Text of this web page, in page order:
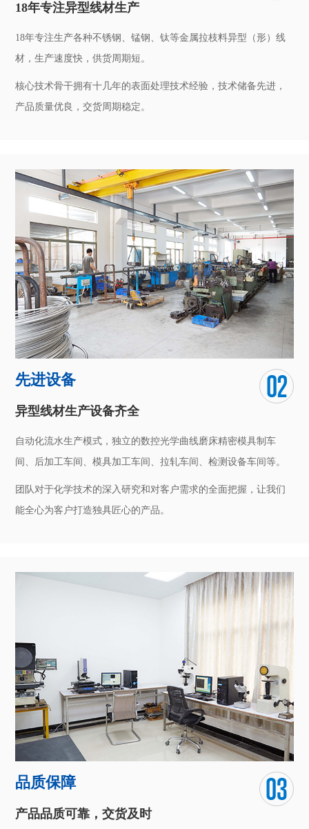
18年专注异型线材生产
18年专注生产各种不锈钢、锰钢、钛等金属拉枝料异型（形）线
材，生产速度快，供货周期短。
核心技术骨干拥有十几年的表面处理技术经验，技术储备先进，
产品质量优良，交货周期稳定。
先进设备
异型线材生产设备齐全
自动化流水生产模式，独立的数控光学曲线磨床精密模具制车
间、后加工车间、模具加工车间、拉轧车间、检测设备车间等。
团队对于化学技术的深入研究和对客户需求的全面把握，让我们
能全心为客户打造独具匠心的产品。
品质保障
产品品质可靠，交货及时